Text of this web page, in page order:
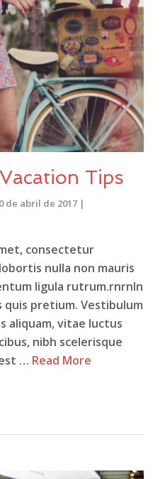
Tips
de abril de 2017 |
consectetur
nulla non mauris
ligula rutrum.rnrnIn
pretium. Vestibulum
aliquam, vitae luctus
nibh scelerisque
… Read More